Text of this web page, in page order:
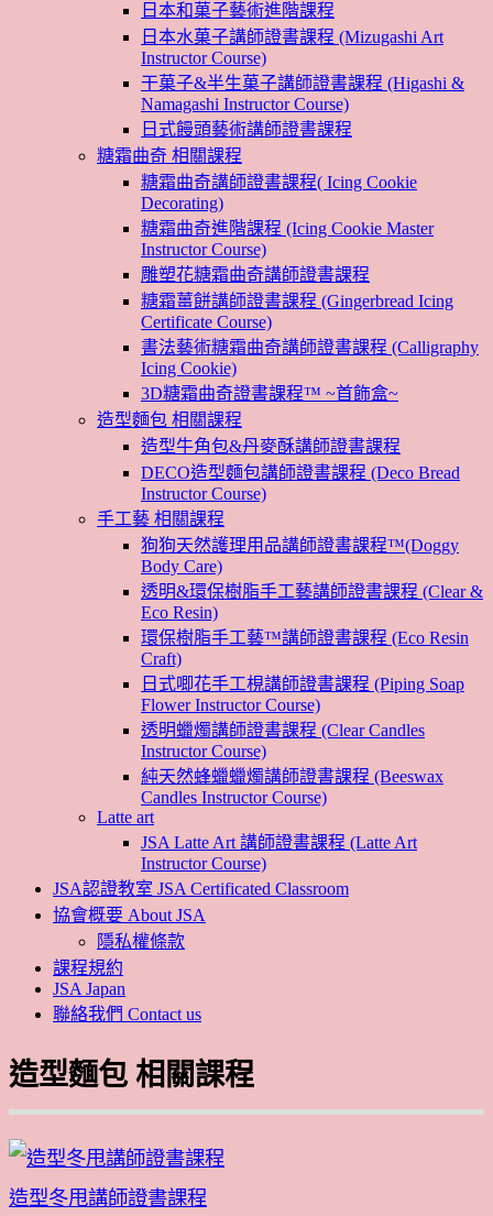
日本和菓子藝術進階課程
日本水菓子講師證書課程 (Mizugashi Art
Instructor Course)
干菓子&半生菓子講師證書課程 (Higashi &
Namagashi Instructor Course)
日式饅頭藝術講師證書課程
糖霜曲奇 相關課程
糖霜曲奇講師證書課程( Icing Cookie
Decorating)
糖霜曲奇進階課程 (Icing Cookie Master
Instructor Course)
雕塑花糖霜曲奇講師證書課程
糖霜薑餅講師證書課程 (Gingerbread Icing
Certificate Course)
書法藝術糖霜曲奇講師證書課程 (Calligraphy
Icing Cookie)
3D糖霜曲奇證書課程™ ~首飾盒~
造型麵包 相關課程
造型牛角包&丹麥酥講師證書課程
DECO造型麵包講師證書課程 (Deco Bread
Instructor Course)
手工藝 相關課程
狗狗天然護理用品講師證書課程™(Doggy
Body Care)
透明&環保樹脂手工藝講師證書課程 (Clear &
Eco Resin)
環保樹脂手工藝™講師證書課程 (Eco Resin
Craft)
日式唧花手工梘講師證書課程 (Piping Soap
Flower Instructor Course)
透明蠟燭講師證書課程 (Clear Candles
Instructor Course)
純天然蜂蠟蠟燭講師證書課程 (Beeswax
Candles Instructor Course)
Latte art
JSA Latte Art 講師證書課程 (Latte Art
Instructor Course)
JSA認證教室 JSA Certificated Classroom
協會概要 About JSA
隱私權條款
課程規約
JSA Japan
聯絡我們 Contact us
造型麵包 相關課程
造型冬甩講師證書課程